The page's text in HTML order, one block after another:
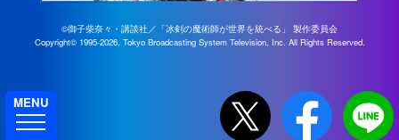
©御子柴奈々・講談社／「冰剣の魔術師が世界を統べる」 製作委員会
Copyright©1995-2026, Tokyo Broadcasting System Television, Inc. All Rights Reserved.